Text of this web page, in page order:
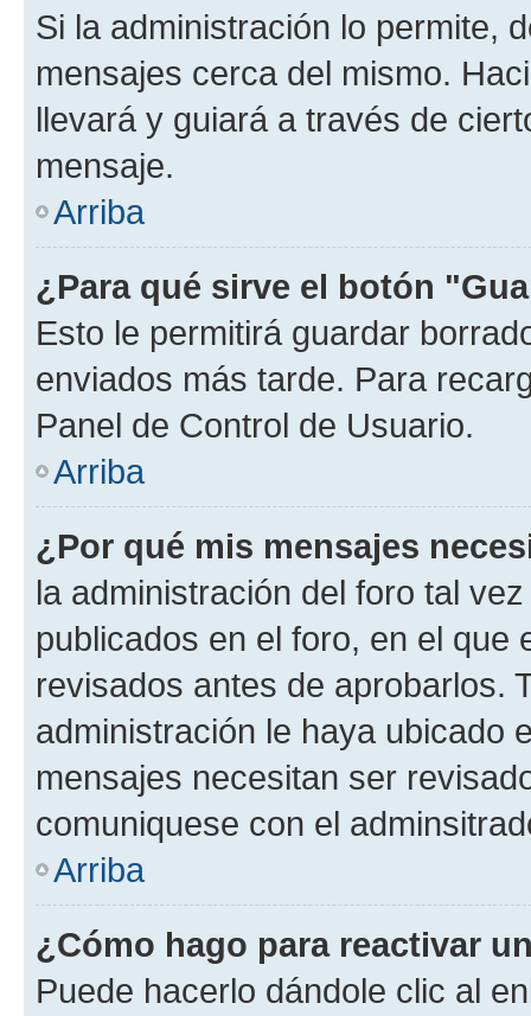
Si la administración lo permite,
mensajes cerca del mismo.
llevará y guiará a través de
mensaje.
Arriba
¿Para qué sirve el botón
Esto le permitirá guardar
enviados más tarde. Para
Panel de Control de Usuario.
Arriba
¿Por qué mis mensajes
la administración del foro tal
publicados en el foro, en el
revisados antes de aprobarlos.
administración le haya ubicado
mensajes necesitan ser
comuniquese con el
Arriba
¿Cómo hago para reactivar
Puede hacerlo dándole clic al